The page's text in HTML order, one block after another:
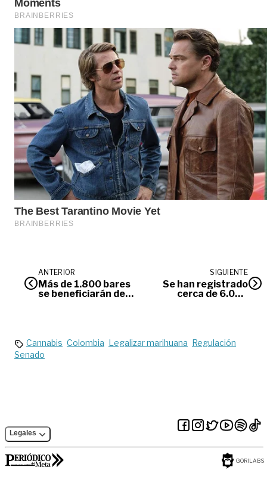
ANTERIOR
Más de 1.800 bares
se beneficiarán del
SIGUIENTE
Se han registrado
cerca de 6.000
Cannabis Colombia Legalizar marihuana Regulación
Senado
Legales
GORILABS